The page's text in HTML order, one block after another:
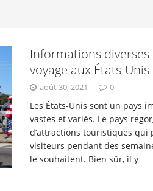
meilleures idées de vacances en
budget pour les États-Unis ?
se déplacer dans la ville de
Informations
voyage aux États-Unis
août 30, 2021 0
Les États-Unis sont un pays
vastes et variés. Le pays
d’attractions touristiques qui
visiteurs pendant des
le souhaitent. Bien sûr, il y